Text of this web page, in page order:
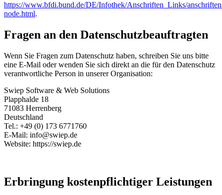
https://www.bfdi.bund.de/DE/Infothek/Anschriften_Links/
node.html.
Fragen an den Datenschutzbeauftragten
Wenn Sie Fragen zum Datenschutz haben, schreiben Sie uns bitte
eine E-Mail oder wenden Sie sich direkt an die für den Datenschutz
verantwortliche Person in unserer Organisation:
Swiep Software & Web Solutions
Plapphalde 18
71083 Herrenberg
Deutschland
Tel.: +49 (0) 173 6771760
E-Mail: info@swiep.de
Website: https://swiep.de
Erbringung kostenpflichtiger Leistungen